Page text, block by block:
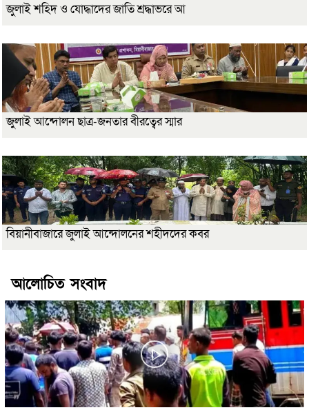
জুলাই শহিদ ও যোদ্ধাদের জাতি শ্রদ্ধাভরে আ
জুলাই আন্দোলন ছাত্র-জনতার বীরত্বের স্মার
বিয়ানীবাজারে জুলাই আন্দোলনের শহীদদের কবর
আলোচিত সংবাদ